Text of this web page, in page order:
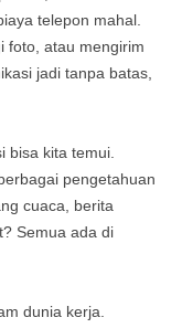
telepon mahal.
foto, atau mengirim
jadi tanpa batas,
bisa kita temui.
pengetahuan
cuaca, berita
Semua ada di
dunia kerja.